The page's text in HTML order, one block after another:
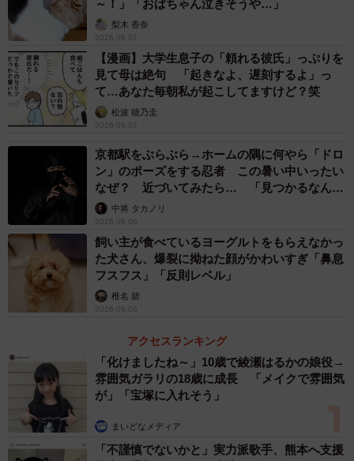
ートをさかのぼると、こちらに元ネタのような「平仮名と
筆記体を融合させてみた」というツイートを発見したので
すが…。
今回のフォントの起案です！ なんとなく世間一般的に、
平仮名より英語の方がかっこいいという概念に少し引っか
かっていて払拭したかったというのはあります。実は2020
年の大学入学当初から「筆記体みたいな平仮名があったら
かっこいいな」ってずっと思っていた中、先日、授業で“自
分でコンセプトを自由に考えた平仮名50音をつくる”という
提出課題がありました。
完成したものを投稿したところ、多くの反応を頂いたとい
う感じです。「カリグラフィーっぽい文字」というより
レター」を参考にいたしました。「カタカナにみえる英
語」とかは見たことありましたが、全然考えてませんでし
た！
～！」「おばちゃん泣きそうや…」
梨木 香奈
2026.08.07
【漫画】大学生息子の「頼れる彼氏」っぷりを
見て母は絶句 「起きなよ、遅刻するよ」っ
て…あなた毎朝私が起こしてますけど？笑
松波 穂乃圭
2026.08.07
京都駅をぶらぶら→ホームの隅に何やら「ドロ
ン」のポーズをする忍者 この暑い中いったい
なぜ？ 近づいてみたら… 「見つかるなんて
未熟」中将 タカノリ
2026.08.06
飼い主が食べているヨーグルトをもらえなかっ
た犬さん、爆裂に拗ねた顔がかわいすぎ「鼻息
フスフス」「反則レベル」
椎名 碧
2026.08.06
アクセスランキング
「化けましたね～」10歳で綾瀬はるかの娘役→
雰囲気ガラリの18歳に成長 「メイクで雰囲気
が」「宝塚に入れそう」
まいどなメディア
「不謹慎でないかと」実力派歌手、熊本へ支援